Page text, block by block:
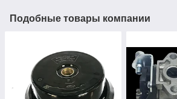
Подобные товары компании